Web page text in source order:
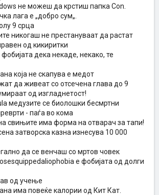
не можеш да крстиш папка Con.
лага е „добро сум„.
9 срца
никогаш не престануваат да растат
од кикиритки
дека некаде, некако, те
која не скапува е медот
да живеат со отсечена глава до 9
од изгладнетост!
медузите се биолошки бесмртни
- паѓа во кома
свињите има форма на отварач за тапи!
затворска казна изнесува 10 000
да се венчаш со мртов човек
e фобијата од долги
од учење
има повеќе калории од Кит Кат.